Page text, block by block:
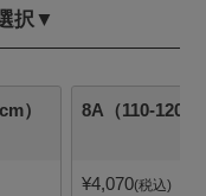
択▼
） 8A（110-
¥4,070 税込